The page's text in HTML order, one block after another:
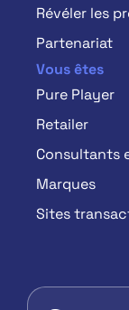
Révéler les
Partenariat
Vous êtes
Pure Player
Retailer
Consultants
Marques
Sites